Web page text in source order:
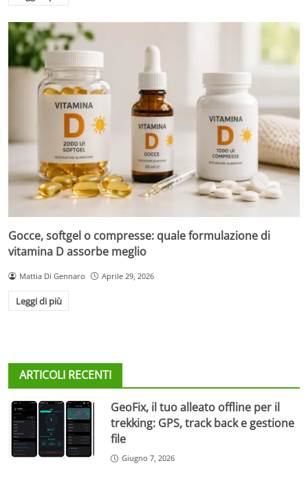
Gocce, softgel o compresse: quale formulazione di
vitamina D assorbe meglio
Mattia Di Gennaro Aprile 29, 2026
Leggi di più
ARTICOLI RECENTI
GeoFix, il tuo alleato offline per il
trekking: GPS, track back e gestione
file
Giugno 7, 2026